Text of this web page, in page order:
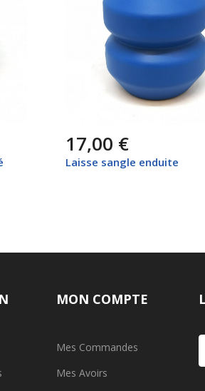
17,00 €
Laisse sangle enduite
MON COMPTE
Mes Commandes
Mes Avoirs